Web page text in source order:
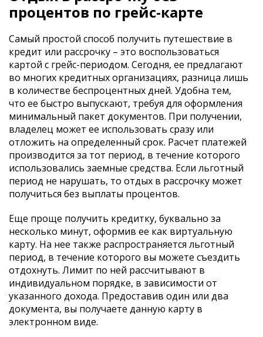
процентов по грейс-карте
Самый простой способ получить путешествие в
кредит или рассрочку – это воспользоваться
картой с грейс-периодом. Сегодня, ее предлагают
во многих кредитных организациях, разница лишь
в количестве беспроцентных дней. Удобна тем,
что ее быстро выпускают, требуя для оформления
минимальный пакет документов. При получении,
владелец может ее использовать сразу или
отложить на определенный срок. Расчет платежей
производится за тот период, в течение которого
использовались заемные средства. Если льготный
период не нарушать, то отдых в рассрочку может
получиться без выплаты процентов.
Еще проще получить кредитку, буквально за
несколько минут, оформив ее как виртуальную
карту. На нее также распространяется льготный
период, в течение которого вы можете съездить
отдохнуть. Лимит по ней рассчитывают в
индивидуальном порядке, в зависимости от
указанного дохода. Предоставив один или два
документа, вы получаете данную карту в
электронном виде.